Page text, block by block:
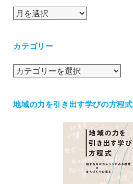
ア
イ
カテゴリー
カ
リ
地域の力を引き出す学びの方程式